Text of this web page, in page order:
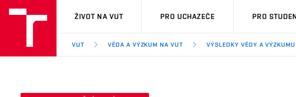
VUT
ŽIVOT NA VUT PRO UCHAZEČE PRO
VUT VĚDA A VÝZKUM NA VUT VÝSLEDKY VĚDY A VÝZKUMU